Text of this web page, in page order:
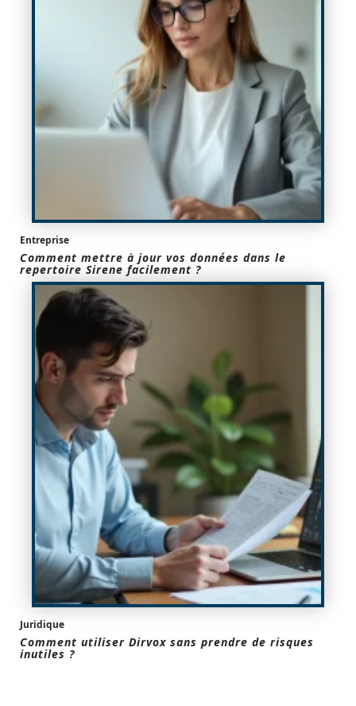
Entreprise
Comment mettre à jour vos données dans le
repertoire Sirene facilement ?
Juridique
Comment utiliser Dirvox sans prendre de risques
inutiles ?